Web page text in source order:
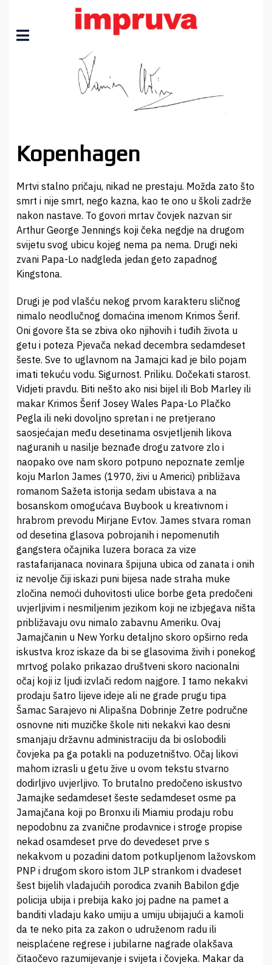
Kopenhagen
Mrtvi stalno pričaju, nikad ne prestaju. Možda zato što
smrt i nije smrt, nego kazna, kao te ono u školi zadrže
nakon nastave. To govori mrtav čovjek nazvan sir
Arthur George Jennings koji čeka negdje na drugom
svijetu svog ubicu kojeg nema pa nema. Drugi neki
zvani Papa-Lo nadgleda jedan geto zapadnog
Kingstona.
Drugi je pod vlašću nekog prvom karakteru sličnog
nimalo neodlučnog domaćina imenom Krimos Šerif.
Oni govore šta se zbiva oko njihovih i tuđih života u
getu i poteza Pjevača nekad decembra sedamdeset
šeste. Sve to uglavnom na Jamajci kad je bilo pojam
imati tekuću vodu. Sigurnost. Priliku. Dočekati starost.
Vidjeti pravdu. Biti nešto ako nisi bijel ili Bob Marley ili
makar Krimos Šerif Josey Wales Papa-Lo Plačko
Pegla ili neki dovoljno spretan i ne pretjerano
saosjećajan među desetinama osvjetljenih likova
naguranih u nasilje beznađe drogu zatvore zlo i
naopako ove nam skoro potpuno nepoznate zemlje
koju Marlon James (1970, živi u Americi) približava
romanom Sažeta istorija sedam ubistava a na
bosanskom omogućava Buybook u kreativnom i
hrabrom prevodu Mirjane Evtov. James stvara roman
od desetina glasova pobrojanih i nepomenutih
gangstera očajnika luzera boraca za vize
rastafarijanaca novinara špijuna ubica od zanata i onih
iz nevolje čiji iskazi puni bijesa nade straha muke
zločina nemoći duhovitosti ulice borbe geta predočeni
uvjerljivim i nesmiljenim jezikom koji ne izbjegava ništa
približavaju ovu nimalo zabavnu Ameriku. Ovaj
Jamajčanin u New Yorku detaljno skoro opširno reda
iskustva kroz iskaze da bi se glasovima živih i ponekog
mrtvog polako prikazao društveni skoro nacionalni
očaj koji iz ljudi izvlači redom najgore. I tamo nekakvi
prodaju šatro lijeve ideje ali ne grade prugu tipa
Šamac Sarajevo ni Alipašna Dobrinje Zetre područne
osnovne niti muzičke škole niti nekakvi kao desni
smanjaju državnu administraciju da bi oslobodili
čovjeka pa ga potakli na poduzetništvo. Očaj likovi
mahom izrasli u getu žive u ovom tekstu stvarno
dodirljivo uvjerljivo. To brutalno predočeno iskustvo
Jamajke sedamdeset šeste sedamdeset osme pa
Jamajčana koji po Bronxu ili Miamiu prodaju robu
nepodobnu za zvanične prodavnice i stroge propise
nekad osamdeset prve do devedeset prve s
nekakvom u pozadini datom potkupljenom lažovskom
PNP i drugom skoro istom JLP strankom i dvadeset
šest bijelih vladajućih porodica zvanih Babilon gdje
policija ubija i prebija kako joj padne na pamet a
banditi vladaju kako umiju a umiju ubijajući a kamoli
da te neko pita za zakon o udruženom radu ili
neisplaćene regrese i jubilarne nagrade olakšava
čitaočevo razumijevanje i svijeta i čovjeka. Makar da